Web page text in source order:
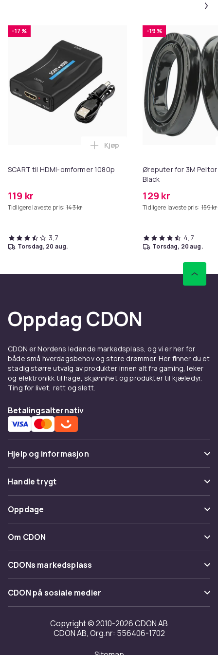
-17 %
SCART til HDMI-omformer 1080p
119 kr
Tidligere laveste pris: 143 kr
Legg SCART til HDMI-omformer
Kjøp
3,7
torsdag, 20 aug.
-19 %
Øreputer for 3M Peltor
Black
129 kr
Tidligere laveste pris: 159 kr
4,7
torsdag, 20 aug.
Oppdag CDON
CDON er Nordens ledende markedsplass, og vi er her for
både små hverdagsbehov og store drømmer. Her finner du et
stadig større utvalg av produkter innen alt fra gaming, leker
og elektronikk til hage, skjønnhet og produkter til kjæledyr.
Ting for livet, rett og slett.
Betalingsalternativ
Hjelp og informasjon
Vanlige spørsmål
Spor pakke
Angre & returner her
Kontakt oss
Handle trygt
Betaling
Levering
Tilbakekallinger
Oppdage
Kategorier
Varemerker
Om CDON
Om oss
Kundeanmeldelser
Jobbe på CDON
Investor relations
Tilgjengelighet
CDONs markedsplass
Merchant Help Center
CDON på sosiale medier
Copyright © 2010-2026 CDON AB
CDON AB, Org.nr: 556406-1702